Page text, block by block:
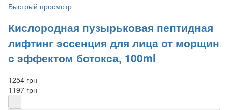
Быстрый просмотр
Кислородная пузырьковая пептидная
лифтинг эссенция для лица от морщин
с эффектом ботокса, 100ml
1254 грн
1197 грн